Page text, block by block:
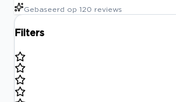
Gebaseerd op 120 reviews
Filters